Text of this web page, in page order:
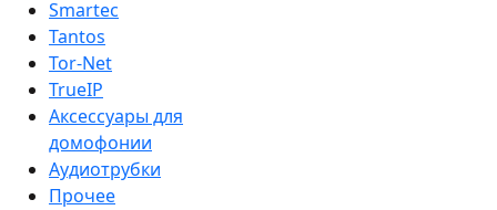
Smartec
Tantos
Tor-Net
TrueIP
Аксессуары для
домофонии
Аудиотрубки
Прочее